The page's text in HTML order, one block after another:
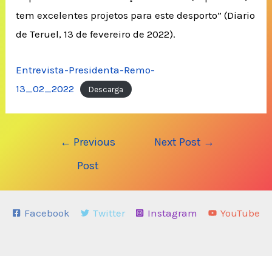
tem excelentes projetos para este desporto” (Diario
de Teruel, 13 de fevereiro de 2022).
Entrevista-Presidenta-Remo-
13_02_2022
Descarga
← Previous
Post
Next Post →
Facebook Twitter Instagram YouTube